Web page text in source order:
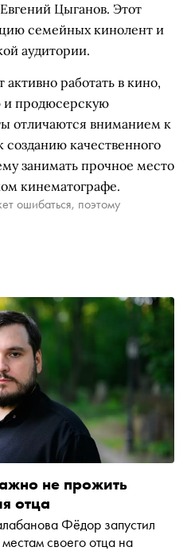
Цыганов. Этот
семейных кинолент и
аудитории.
работать в кино,
и продюсерскую
отличаются вниманием к
качественного
занимать прочное место
кинематографе.
ошибаться, поэтому
не прожить
отца
Фёдор запустил
своего отца на